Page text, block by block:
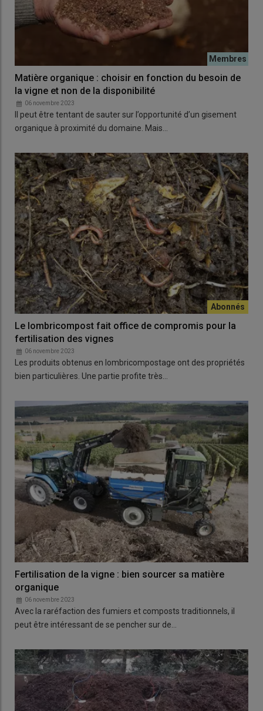
Matière organique : choisir en fonction du besoin de
la vigne et non de la disponibilité
06 novembre 2023
Il peut être tentant de sauter sur l’opportunité d’un gisement
organique à proximité du domaine. Mais…
Le lombricompost fait office de compromis pour la
fertilisation des vignes
06 novembre 2023
Les produits obtenus en lombricompostage ont des propriétés
bien particulières. Une partie profite très…
Fertilisation de la vigne : bien sourcer sa matière
organique
06 novembre 2023
Avec la raréfaction des fumiers et composts traditionnels, il
peut être intéressant de se pencher sur de…